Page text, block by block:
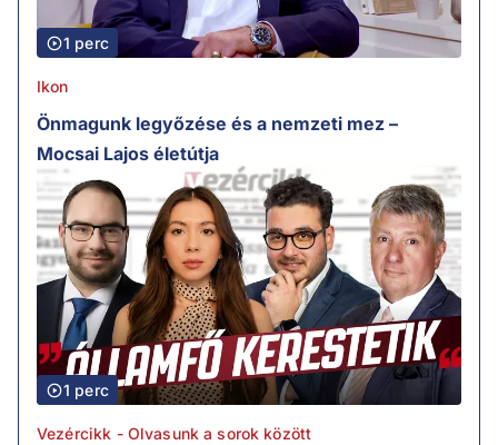
1 perc
Ikon
Önmagunk legyőzése és a nemzeti mez –
Mocsai Lajos életútja
1 perc
Vezércikk - Olvasunk a sorok között